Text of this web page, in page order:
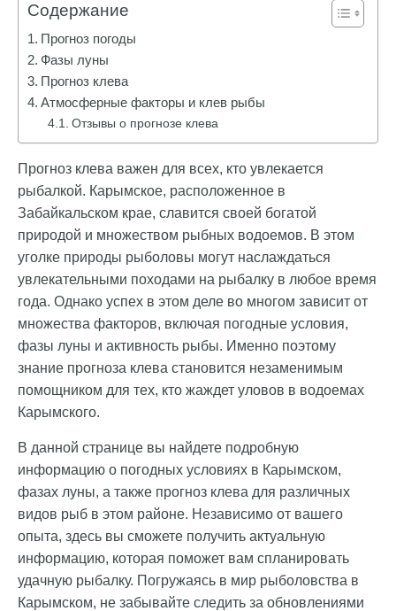
Содержание
Прогноз погоды
Фазы луны
Прогноз клева
Атмосферные факторы и клев рыбы
Отзывы о прогнозе клева
Прогноз клева важен для всех, кто увлекается
рыбалкой. Карымское, расположенное в
Забайкальском крае, славится своей богатой
природой и множеством рыбных водоемов. В этом
уголке природы рыболовы могут наслаждаться
увлекательными походами на рыбалку в любое время
года. Однако успех в этом деле во многом зависит от
множества факторов, включая погодные условия,
фазы луны и активность рыбы. Именно поэтому
знание прогноза клева становится незаменимым
помощником для тех, кто жаждет уловов в водоемах
Карымского.
В данной странице вы найдете подробную
информацию о погодных условиях в Карымском,
фазах луны, а также прогноз клева для различных
видов рыб в этом районе. Независимо от вашего
опыта, здесь вы сможете получить актуальную
информацию, которая поможет вам спланировать
удачную рыбалку. Погружаясь в мир рыболовства в
Карымском, не забывайте следить за обновлениями